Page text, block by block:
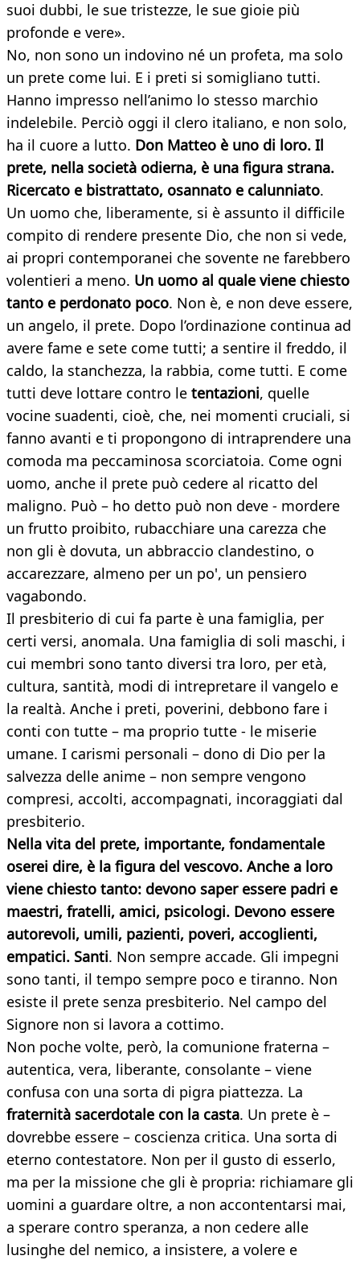
suoi dubbi, le sue tristezze, le sue gioie più
profonde e vere».
No, non sono un indovino né un profeta, ma solo
un prete come lui. E i preti si somigliano tutti.
Hanno impresso nell’animo lo stesso marchio
indelebile. Perciò oggi il clero italiano, e non solo,
ha il cuore a lutto. Don Matteo è uno di loro. Il
prete, nella società odierna, è una figura strana.
Ricercato e bistrattato, osannato e calunniato.
Un uomo che, liberamente, si è assunto il difficile
compito di rendere presente Dio, che non si vede,
ai propri contemporanei che sovente ne farebbero
volentieri a meno. Un uomo al quale viene chiesto
tanto e perdonato poco. Non è, e non deve essere,
un angelo, il prete. Dopo l’ordinazione continua ad
avere fame e sete come tutti; a sentire il freddo, il
caldo, la stanchezza, la rabbia, come tutti. E come
tutti deve lottare contro le tentazioni, quelle
vocine suadenti, cioè, che, nei momenti cruciali, si
fanno avanti e ti propongono di intraprendere una
comoda ma peccaminosa scorciatoia. Come ogni
uomo, anche il prete può cedere al ricatto del
maligno. Può – ho detto può non deve - mordere
un frutto proibito, rubacchiare una carezza che
non gli è dovuta, un abbraccio clandestino, o
accarezzare, almeno per un po', un pensiero
vagabondo.
Il presbiterio di cui fa parte è una famiglia, per
certi versi, anomala. Una famiglia di soli maschi, i
cui membri sono tanto diversi tra loro, per età,
cultura, santità, modi di intrepretare il vangelo e
la realtà. Anche i preti, poverini, debbono fare i
conti con tutte – ma proprio tutte - le miserie
umane. I carismi personali – dono di Dio per la
salvezza delle anime – non sempre vengono
compresi, accolti, accompagnati, incoraggiati dal
presbiterio.
Nella vita del prete, importante, fondamentale
oserei dire, è la figura del vescovo. Anche a loro
viene chiesto tanto: devono saper essere padri e
maestri, fratelli, amici, psicologi. Devono essere
autorevoli, umili, pazienti, poveri, accoglienti,
empatici. Santi. Non sempre accade. Gli impegni
sono tanti, il tempo sempre poco e tiranno. Non
esiste il prete senza presbiterio. Nel campo del
Signore non si lavora a cottimo.
Non poche volte, però, la comunione fraterna –
autentica, vera, liberante, consolante – viene
confusa con una sorta di pigra piattezza. La
fraternità sacerdotale con la casta. Un prete è –
dovrebbe essere – coscienza critica. Una sorta di
eterno contestatore. Non per il gusto di esserlo,
ma per la missione che gli è propria: richiamare gli
uomini a guardare oltre, a non accontentarsi mai,
a sperare contro speranza, a non cedere alle
lusinghe del nemico, a insistere, a volere e